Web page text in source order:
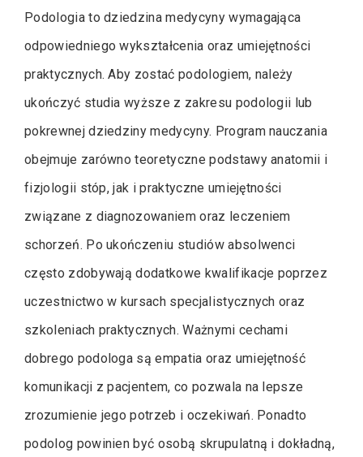
Podologia to dziedzina medycyny wymagająca
odpowiedniego wykształcenia oraz umiejętności
praktycznych. Aby zostać podologiem, należy
ukończyć studia wyższe z zakresu podologii lub
pokrewnej dziedziny medycyny. Program nauczania
obejmuje zarówno teoretyczne podstawy anatomii i
fizjologii stóp, jak i praktyczne umiejętności
związane z diagnozowaniem oraz leczeniem
schorzeń. Po ukończeniu studiów absolwenci
często zdobywają dodatkowe kwalifikacje poprzez
uczestnictwo w kursach specjalistycznych oraz
szkoleniach praktycznych. Ważnymi cechami
dobrego podologa są empatia oraz umiejętność
komunikacji z pacjentem, co pozwala na lepsze
zrozumienie jego potrzeb i oczekiwań. Ponadto
podolog powinien być osobą skrupulatną i dokładną,